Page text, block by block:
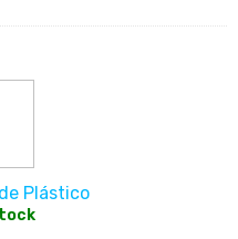
Plástico